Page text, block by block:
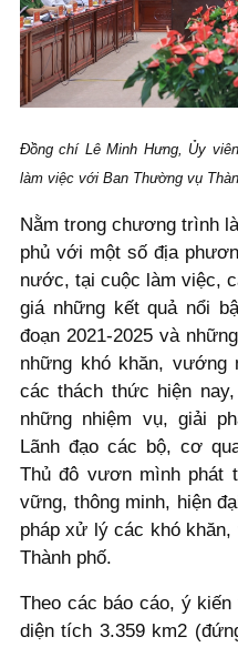
Đồng chí Lê Minh Hưng, Ủy
làm việc với Ban Thường vụ
Nằm trong chương trình
phủ với một số địa
nước, tại cuộc làm việc,
giá những kết quả nổi
đoạn 2021-2025 và
những khó khăn, vướng
các thách thức hiện
những nhiệm vụ, giải
Lãnh đạo các bộ, cơ
Thủ đô vươn mình phát
vững, thông minh, hiện
pháp xử lý các khó
Thành phố.
Theo các báo cáo, ý
diện tích 3.359 km2